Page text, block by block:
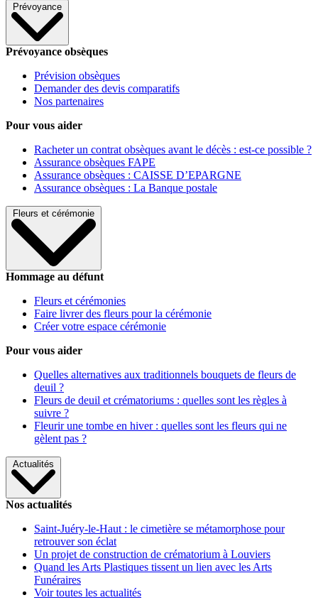
Prévoyance
Prévoyance obsèques
Prévision obsèques
Demander des devis comparatifs
Nos partenaires
Pour vous aider
Racheter un contrat obsèques avant le décès : est-ce possible ?
Assurance obsèques FAPE
Assurance obsèques : CAISSE D’EPARGNE
Assurance obsèques : La Banque postale
Fleurs et cérémonie
Hommage au défunt
Fleurs et cérémonies
Faire livrer des fleurs pour la cérémonie
Créer votre espace cérémonie
Pour vous aider
Quelles alternatives aux traditionnels bouquets de fleurs de
deuil ?
Fleurs de deuil et crématoriums : quelles sont les règles à
suivre ?
Fleurir une tombe en hiver : quelles sont les fleurs qui ne
gèlent pas ?
Actualités
Nos actualités
Saint-Juéry-le-Haut : le cimetière se métamorphose pour
retrouver son éclat
Un projet de construction de crématorium à Louviers
Quand les Arts Plastiques tissent un lien avec les Arts
Funéraires
Voir toutes les actualités